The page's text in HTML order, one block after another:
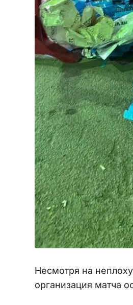
Несмотря на
организация матча